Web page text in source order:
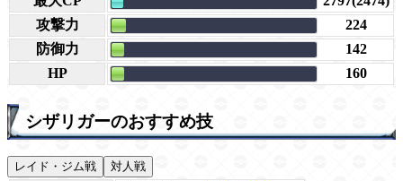
攻撃力
224
防御力
142
HP
160
シザリガーのおすすめ技
レイド・ジム戦 対人戦